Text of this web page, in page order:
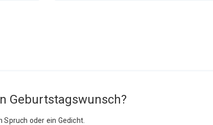
Geburtstagswunsch?
Spruch oder ein Gedicht.